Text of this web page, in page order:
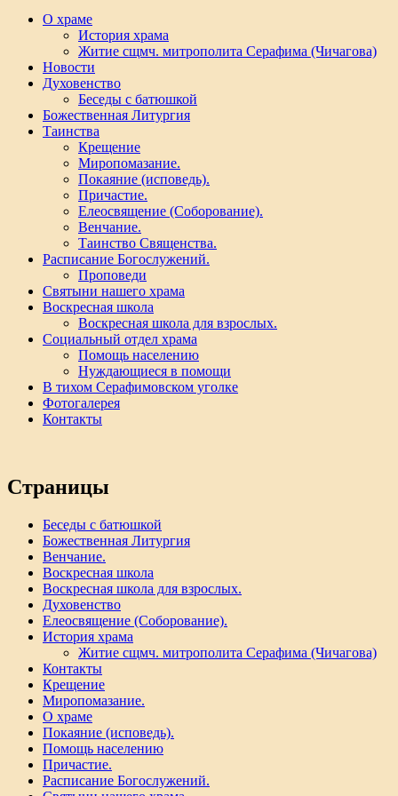
О храме
История храма
Житие сщмч. митрополита Серафима (Чичагова)
Новости
Духовенство
Беседы с батюшкой
Божественная Литургия
Таинства
Крещение
Миропомазание.
Покаяние (исповедь).
Причастие.
Елеосвящение (Соборование).
Венчание.
Таинство Священства.
Расписание Богослужений.
Проповеди
Святыни нашего храма
Воскресная школа
Воскресная школа для взрослых.
Социальный отдел храма
Помощь населению
Нуждающиеся в помощи
В тихом Серафимовском уголке
Фотогалерея
Контакты
Страницы
Беседы с батюшкой
Божественная Литургия
Венчание.
Воскресная школа
Воскресная школа для взрослых.
Духовенство
Елеосвящение (Соборование).
История храма
Житие сщмч. митрополита Серафима (Чичагова)
Контакты
Крещение
Миропомазание.
О храме
Покаяние (исповедь).
Помощь населению
Причастие.
Расписание Богослужений.